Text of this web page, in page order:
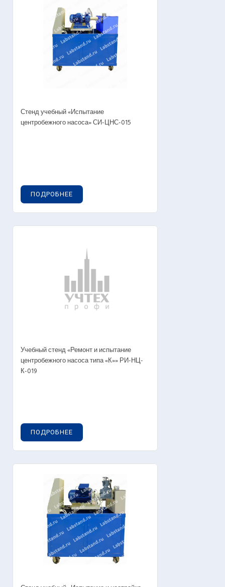
Стенд учебный «Испытание
центробежного насоса» СИ-ЦНС-015
ПОДРОБНЕЕ
Учебный стенд «Ремонт и испытание
центробежного насоса типа «К»» РИ-НЦ-
К-019
ПОДРОБНЕЕ